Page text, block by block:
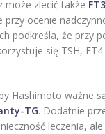
może zlecić także FT3
ocenie
podkreśla, że przy
się TSH,
Hashimoto ważne
TG. Dodatnie
leczenia,